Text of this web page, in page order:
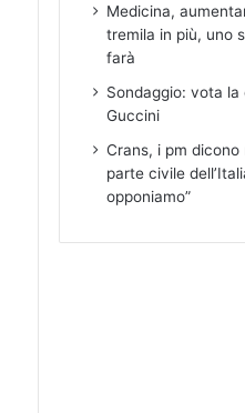
Medicina,
tremila in più, uno
farà
Sondaggio: vota
Guccini
Crans, i pm
parte civile
opponiamo”